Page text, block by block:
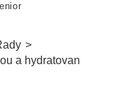
>
a hydratovanou pokožku